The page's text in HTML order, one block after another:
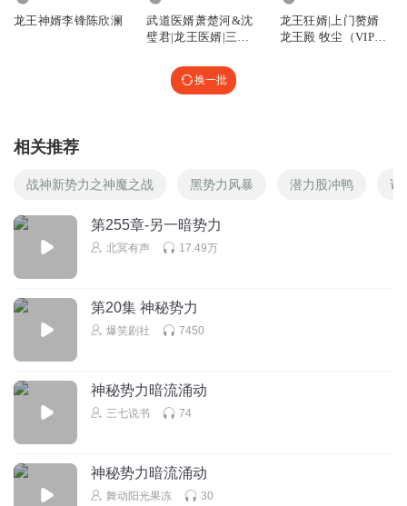
龙王神婿李锋陈欣澜
武道医婿萧楚河&沈
璧君|龙王医婿|三藏
龙王狂婿|上门赘婿
龙王殿 牧尘（VIP快
换一批
相关推荐
战神新势力之神魔之战 黑势力风暴 潜力股冲鸭 诸
第255章-另一暗势力
北冥有声 17.49万
第20集 神秘势力
爆笑剧社 7450
神秘势力暗流涌动
三七说书 74
神秘势力暗流涌动
舞动阳光果冻 30